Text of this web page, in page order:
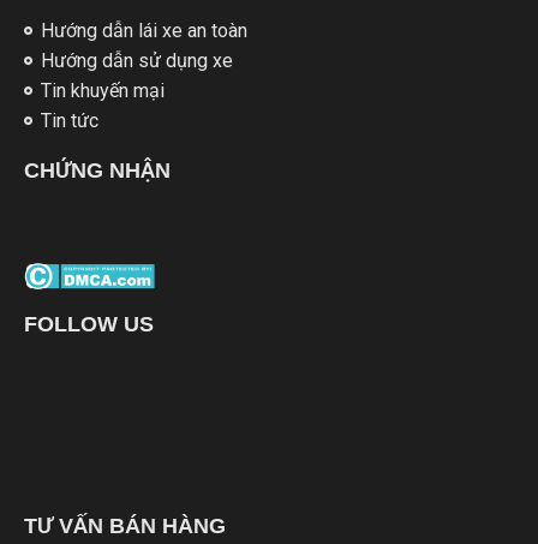
Hướng dẫn lái xe an toàn
Hướng dẫn sử dụng xe
Tin khuyến mại
Tin tức
CHỨNG NHẬN
FOLLOW US
TƯ VẤN BÁN HÀNG